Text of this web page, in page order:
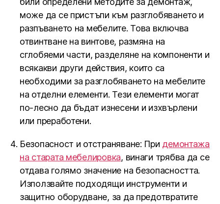
може да се пристъпи към разглобяването и
разпъването на мебелите. Това включва
отвинтване на винтове, размяна на
сглобяеми части, разделяне на компоненти и
всякакви други действия, които са
необходими за разглобяването на мебелите
на отделни елементи. Тези елементи могат
по-лесно да бъдат изнесени и изхвърлени
или преработени.
Безопасност и отстраняване: При демонтажа
на старата мебелировка, винаги трябва да се
отдава голямо значение на безопасността.
Използвайте подходящи инструменти и
защитно оборудване, за да предотвратите